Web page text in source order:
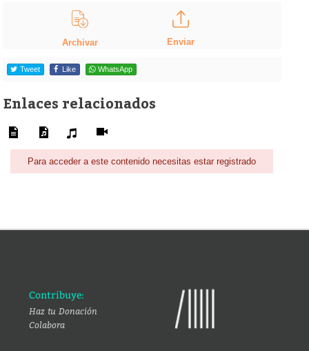
Archivar Enviar
Tweet Like WhatsApp
Enlaces relacionados
Para acceder a este contenido necesitas estar registrado
Contribuye:
Haz tu Donación
Colabora